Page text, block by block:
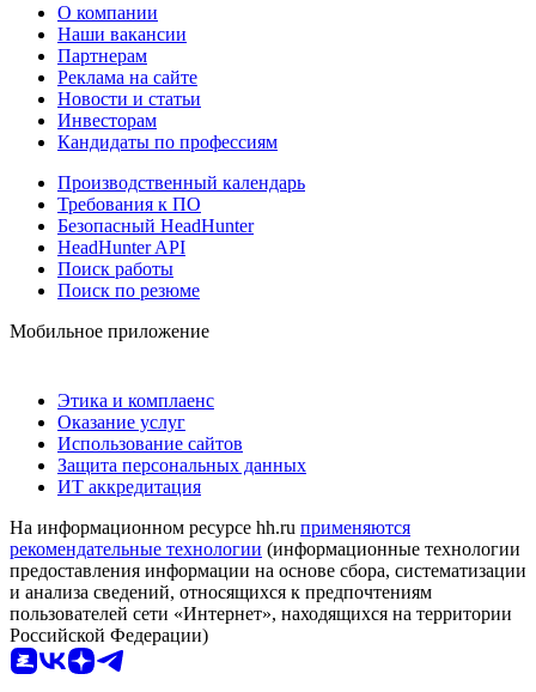
О компании
Наши вакансии
Партнерам
Реклама на сайте
Новости и статьи
Инвесторам
Кандидаты по профессиям
Производственный календарь
Требования к ПО
Безопасный HeadHunter
HeadHunter API
Поиск работы
Поиск по резюме
Мобильное приложение
Этика и комплаенс
Оказание услуг
Использование сайтов
Защита персональных данных
ИТ аккредитация
На информационном ресурсе hh.ru применяются
рекомендательные технологии (информационные технологии
предоставления информации на основе сбора, систематизации
и анализа сведений, относящихся к предпочтениям
пользователей сети «Интернет», находящихся на территории
Российской Федерации)